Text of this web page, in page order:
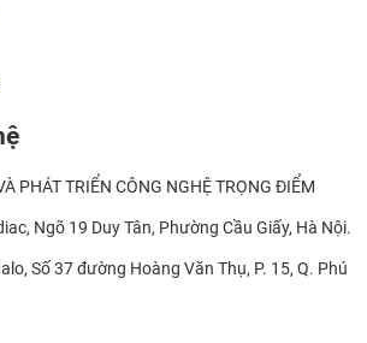
PHÁT TRIỂN CÔNG NGHỆ TRỌNG ĐIỂM
Ngõ 19 Duy Tân, Phường Cầu Giấy, Hà Nội.
Số 37 đường Hoàng Văn Thụ, P. 15, Q. Phú